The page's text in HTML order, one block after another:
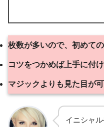
枚数が多いので、初めて
コツをつかめば上手に付
マジックよりも見た目が
イニシャ